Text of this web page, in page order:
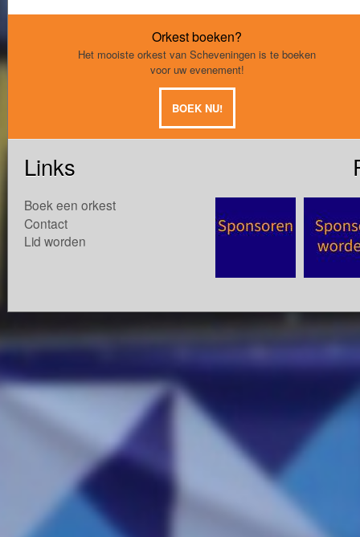
Orkest boeken?
Het mooiste orkest van Scheveningen is te boeken
voor uw evenement!
BOEK NU!
Links
Boek een orkest
Contact
Lid worden